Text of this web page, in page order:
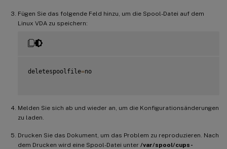
Fügen Sie das folgende Feld hinzu, um die Spool-Datei auf dem
Linux VDA zu speichern:
deletespoolfile=no
Melden Sie sich ab und wieder an, um die Konfigurationsänderungen
zu laden.
Drucken Sie das Dokument, um das Problem zu reproduzieren. Nach
dem Drucken wird eine Spool-Datei unter /var/spool/cups-